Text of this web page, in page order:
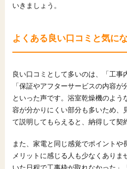
いきましょう。
よくある良い口コミと気に
良い口コミとして多いのは、「工事
「保証やアフターサービスの内容が
といった声です。浴室乾燥機のよう
容が分かりにくい部分も多いため、
て説明してもらえると、納得して契
また、家電と同じ感覚でポイントや
メリットに感じる人も少なくありま
いた日程で工事枠が取れなかった」